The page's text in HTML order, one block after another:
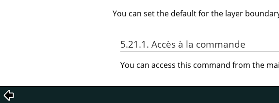
You can set the default for the layer
5.21.1. Accès à la commande
You can access this command from the